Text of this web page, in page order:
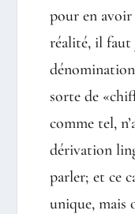
pour en
réalité, il
sorte de
comme tel,
dérivation
parler; et ce
unique, mais